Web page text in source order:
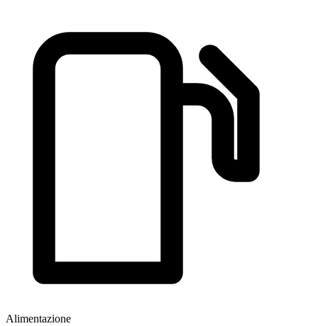
Alimentazione